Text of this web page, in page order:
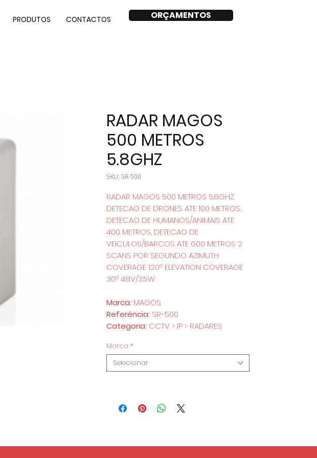
PRODUTOS CONTACTOS ORÇAMENTOS
RADAR MAGOS
500 METROS
5.8GHZ
SKU: SR-500
RADAR MAGOS 500 METROS 5.8GHZ
DETECAO DE DRONES ATE 100 METROS,
DETECAO DE HUMANOS/ANIMAIS ATE
400 METROS, DETECAO DE
VEICULOS/BARCOS ATE 600 METROS 2
SCANS POR SEGUNDO AZIMUTH
COVERAGE 120º ELEVATION COVERAGE
30º 48V/3.5W
Marca: MAGOS
Referência: SR-500
Categoria: CCTV > IP > RADARES
Marca *
Selecionar